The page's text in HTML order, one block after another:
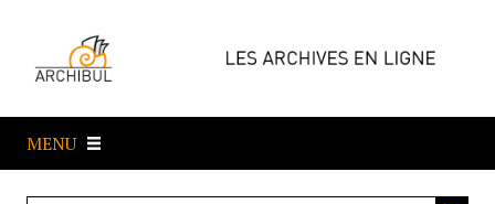
e
a
MENU